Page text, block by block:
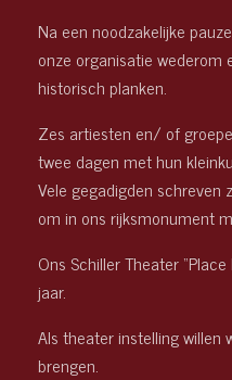
Na een noodzakelijke
onze organisatie
historisch planken.
Zes artiesten en/ of
twee dagen met hun
Vele gegadigden
om in ons rijksmonument
Ons Schiller Theater
jaar.
Als theater instelling willen
brengen.